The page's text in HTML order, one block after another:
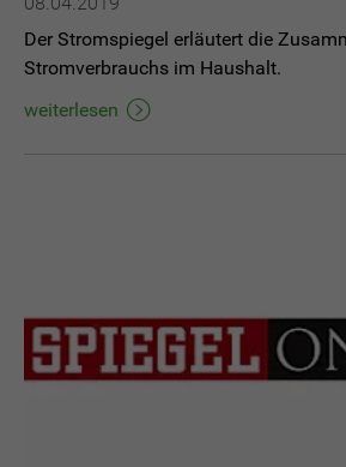
Der Stromspiegel erläutert die
Stromverbrauchs im Haushalt.
weiterlesen